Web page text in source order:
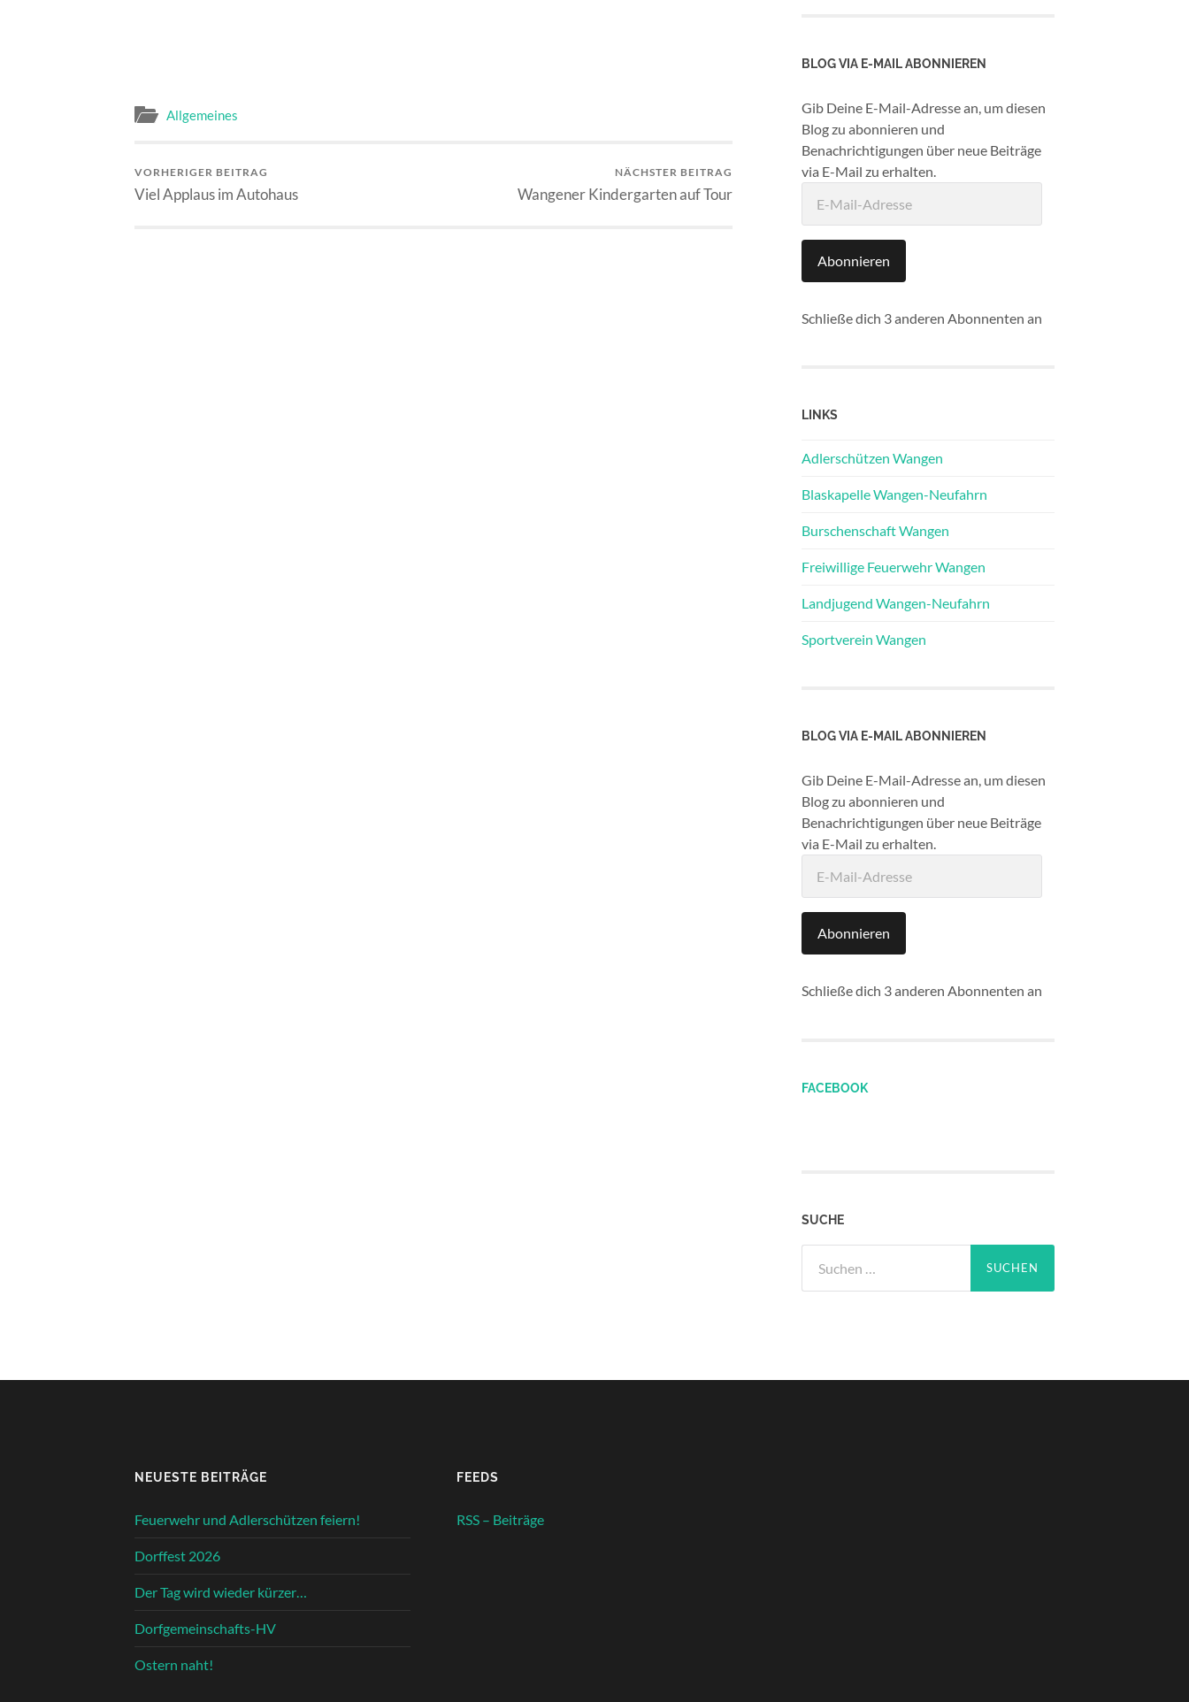
Allgemeines
VORHERIGER BEITRAG
Viel Applaus im Autohaus
NÄCHSTER BEITRAG
Wangener Kindergarten auf Tour
BLOG VIA E-MAIL ABONNIEREN
Gib Deine E-Mail-Adresse an, um diesen
Blog zu abonnieren und
Benachrichtigungen über neue Beiträge
via E-Mail zu erhalten.
Mail-
Abonnieren
Schließe dich 3 anderen Abonnenten an
LINKS
Adlerschützen Wangen
Blaskapelle Wangen-Neufahrn
Burschenschaft Wangen
Freiwillige Feuerwehr Wangen
Landjugend Wangen-Neufahrn
Sportverein Wangen
BLOG VIA E-MAIL ABONNIEREN
Gib Deine E-Mail-Adresse an, um diesen
Blog zu abonnieren und
Benachrichtigungen über neue Beiträge
via E-Mail zu erhalten.
Mail-
Abonnieren
Schließe dich 3 anderen Abonnenten an
FACEBOOK
SUCHE
nach:
NEUESTE BEITRÄGE
Feuerwehr und Adlerschützen feiern!
Dorffest 2026
Der Tag wird wieder kürzer…
Dorfgemeinschafts-HV
Ostern naht!
FEEDS
RSS – Beiträge